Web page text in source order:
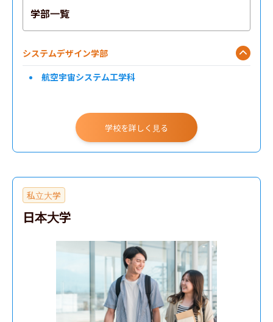
学部一覧
システムデザイン学部
航空宇宙システム工学科
学校を詳しく見る
私立大学
日本大学